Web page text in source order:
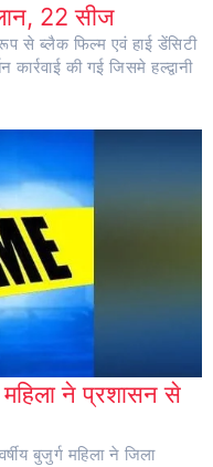
22 सीज
रूप से ब्लैक फिल्म एवं हाई डेंसिटी
की गई जिसमे हल्द्वानी
महिला ने प्रशासन से
बुजुर्ग महिला ने जिला